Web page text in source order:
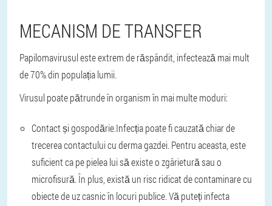
MECANISM DE TRANSFER
Papilomavirusul este extrem de răspândit, infectează mai mult
de 70% din populația lumii.
Virusul poate pătrunde în organism în mai multe moduri:
Contact și gospodărie.Infecția poate fi cauzată chiar de
trecerea contactului cu derma gazdei. Pentru aceasta, este
suficient ca pe pielea lui să existe o zgârietură sau o
microfisură. În plus, există un risc ridicat de contaminare cu
obiecte de uz casnic în locuri publice. Vă puteți infecta